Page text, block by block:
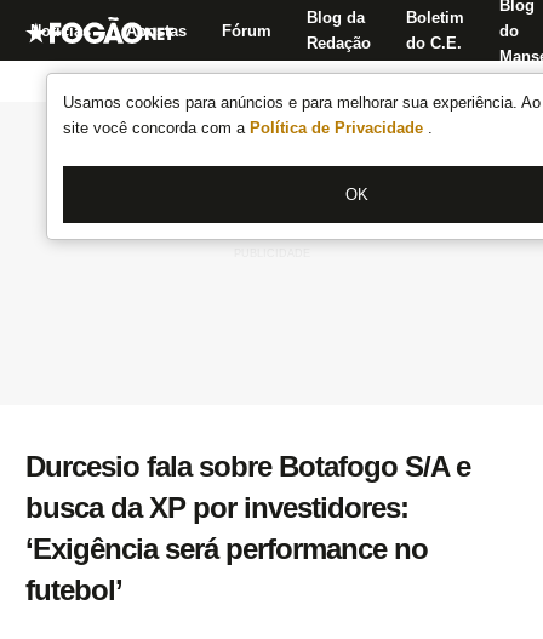
Usamos cookies para anúncios e para melhorar sua experiência.
site você concorda com a Política de Privacidade .
OK
Notícias Apostas Fórum
Blog da
Redação
Boletim
do C.E.
Blog
do
Durcesio fala sobre Botafogo S/A e
busca da XP por investidores:
‘Exigência será performance no
futebol’